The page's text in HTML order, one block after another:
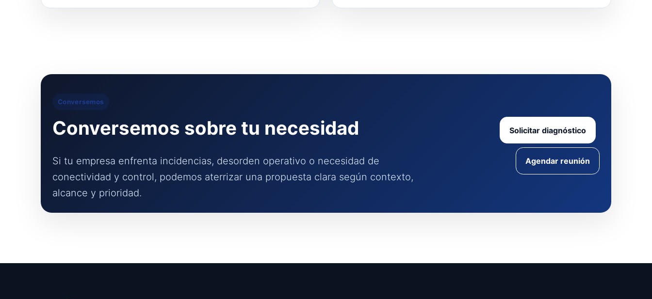
Conversemos
Conversemos sobre tu necesidad
Si tu empresa enfrenta incidencias, desorden operativo o necesidad de
conectividad y control, podemos aterrizar una propuesta clara según contexto,
alcance y prioridad.
Solicitar diagnóstico
Agendar reunión